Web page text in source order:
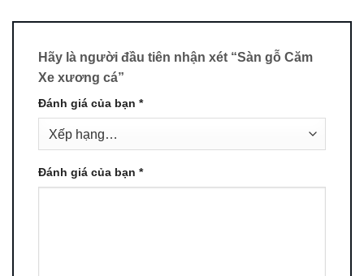
Hãy là người đầu tiên nhận xét “Sàn gỗ Căm
Xe xương cá”
Đánh giá của bạn *
Đánh giá của bạn *